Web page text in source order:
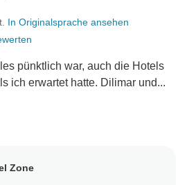
In Originalsprache ansehen
pünktlich war, auch die Hotels
ich erwartet hatte. Dilimar und...
Zone